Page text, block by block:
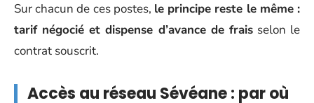
Sur chacun de ces postes, le principe reste le même :
tarif négocié et dispense d’avance de fraisselon le
contrat souscrit.
Accès au réseau Sévéane : par où